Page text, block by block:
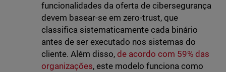
funcionalidades da oferta de cibersegurança
devem basear-se em zero-trust, que
classifica sistematicamente cada binário
antes de ser executado nos sistemas do
cliente. Além disso, de acordo com 59% das
organizações, este modelo funciona como